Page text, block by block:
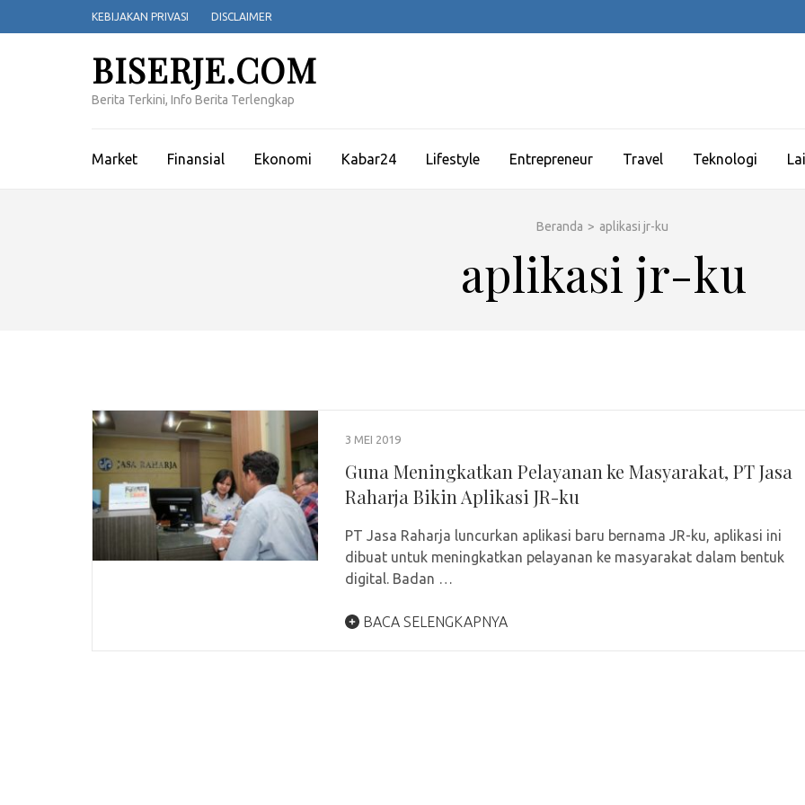
ke
KEBIJAKAN PRIVASI DISCLAIMER
BISERJE.COM
Berita Terkini, Info Berita Terlengkap
Market Finansial Ekonomi Kabar24 Lifestyle Entrepreneur Travel Teknologi
Beranda > aplikasi jr-ku
aplikasi jr-ku
3 MEI 2019
Guna Meningkatkan Pelayanan ke Masyarakat, PT Jasa
Raharja Bikin Aplikasi JR-ku
PT Jasa Raharja luncurkan aplikasi baru bernama JR-ku, aplikasi ini
dibuat untuk meningkatkan pelayanan ke masyarakat dalam bentuk
digital. Badan …
BACA SELENGKAPNYA